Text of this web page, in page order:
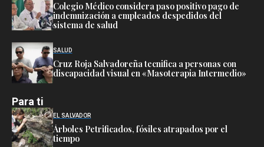
Colegio Médico considera paso positivo pago de
indemnización a empleados despedidos del
sistema de salud
SALUD
Cruz Roja Salvadoreña tecnifica a personas con
discapacidad visual en «Masoterapia Intermedio»
Para ti
EL SALVADOR
Árboles Petrificados, fósiles atrapados por el
tiempo